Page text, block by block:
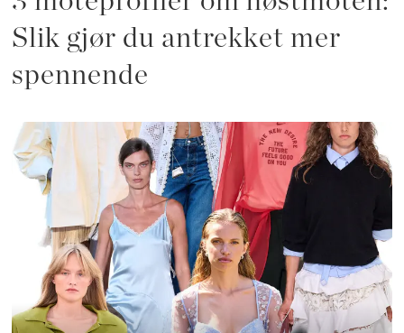
Slik gjør du antrekket mer
spennende